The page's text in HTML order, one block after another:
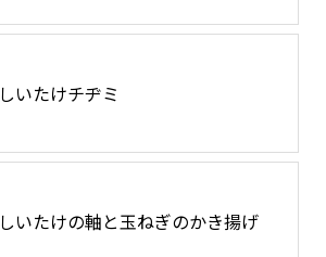
しいたけチヂミ
しいたけの軸と玉ねぎのかき揚げ